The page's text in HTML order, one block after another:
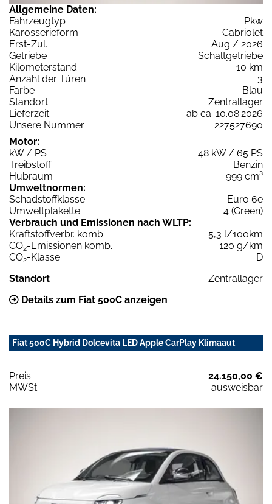
Allgemeine Daten:
Fahrzeugtyp
Pkw
Karosserieform
Cabriolet
Erst-Zul.
Aug / 2026
Getriebe
Schaltgetriebe
Kilometerstand
10 km
Anzahl der Türen
3
Farbe
Blau
Standort
Zentrallager
Lieferzeit
ab ca. 10.08.2026
Unsere Nummer
227527690
Motor:
kW / PS
48 kW / 65 PS
Treibstoff
Benzin
Hubraum
999 cm³
Umweltnormen:
Schadstoffklasse
Euro 6e
Umweltplakette
4 (Green)
Verbrauch und Emissionen nach WLTP:
Kraftstoffverbr. komb.
5,3 l/100km
CO2-Emissionen komb.
120 g/km
CO2-Klasse
D
Standort
Zentrallager
Details zum Fiat 500C anzeigen
Fiat 500C Hybrid Dolcevita LED Apple CarPlay Klimaaut
Preis:
24.150,00 €
MWSt:
ausweisbar